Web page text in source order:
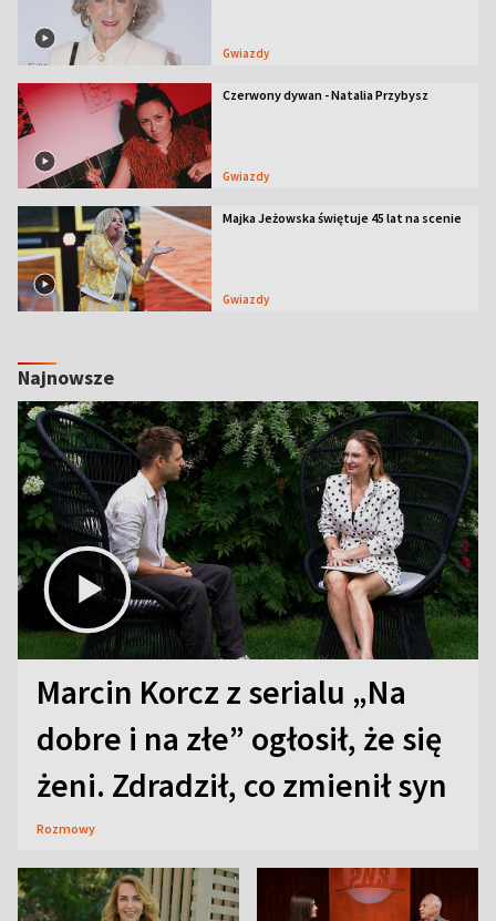
Gwiazdy
Czerwony dywan - Natalia Przybysz
Gwiazdy
Majka Jeżowska świętuje 45 lat na scenie
Gwiazdy
Najnowsze
Marcin Korcz z serialu „Na
dobre i na złe” ogłosił, że się
żeni. Zdradził, co zmienił syn
Rozmowy